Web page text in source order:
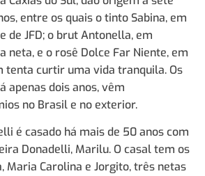
entre os quais o tinto Sabina, em
de JFD; o brut Antonella, em
neta, e o rosê Dolce Far Niente, em
tenta curtir uma vida tranquila. Os
apenas dois anos, vêm
no Brasil e no exterior.
é casado há mais de 50 anos com
Donadelli, Marilu. O casal tem os
Maria Carolina e Jorgito, três netas